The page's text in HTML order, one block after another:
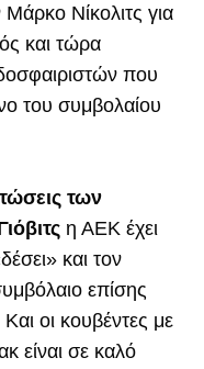
Νίκολιτς για
και τώρα
που
του συμβολαίου
των
η ΑΕΚ έχει
και τον
επίσης
οι κουβέντες με
είναι σε καλό